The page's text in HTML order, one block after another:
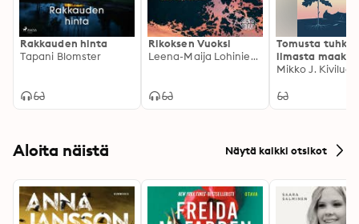
Rakkauden hinta
Tapani Blomster
Rikoksen Vuoksi
Leena-Maija Lohiniemi, Jukka Leskinen
Tomusta
ilmasta maaksi
Mikko J.
Aloita näistä Näytä kaikki otsikot